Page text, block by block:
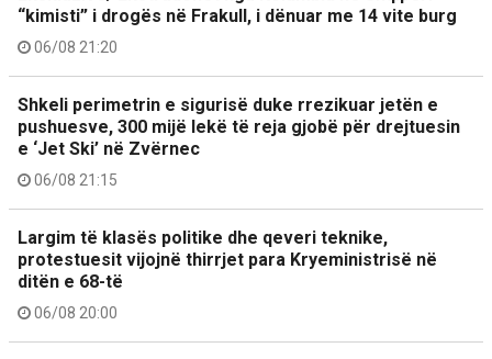
“kimisti” i drogës në Frakull, i dënuar me 14 vite burg
06/08 21:20
Shkeli perimetrin e sigurisë duke rrezikuar jetën e
pushuesve, 300 mijë lekë të reja gjobë për drejtuesin
e ‘Jet Ski’ në Zvërnec
06/08 21:15
Largim të klasës politike dhe qeveri teknike,
protestuesit vijojnë thirrjet para Kryeministrisë në
ditën e 68-të
06/08 20:00